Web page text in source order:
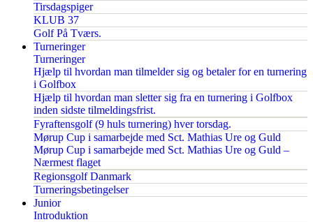
Tirsdagspiger
KLUB 37
Golf På Tværs.
Turneringer
Turneringer
Hjælp til hvordan man tilmelder sig og betaler for en turnering
i Golfbox
Hjælp til hvordan man sletter sig fra en turnering i Golfbox
inden sidste tilmeldingsfrist.
Fyraftensgolf (9 huls turnering) hver torsdag.
Mørup Cup i samarbejde med Sct. Mathias Ure og Guld
Mørup Cup i samarbejde med Sct. Mathias Ure og Guld –
Nærmest flaget
Regionsgolf Danmark
Turneringsbetingelser
Junior
Introduktion